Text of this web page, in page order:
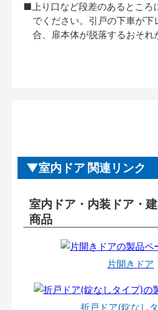
■上り口など段差のあるところ
でください。引戸の下車が下
合、扉本体が脱落するおそれ
室内ドア 関連リンク
室内ドア・内装ドア・
商品
片開きドア
折戸ドア(錠なし